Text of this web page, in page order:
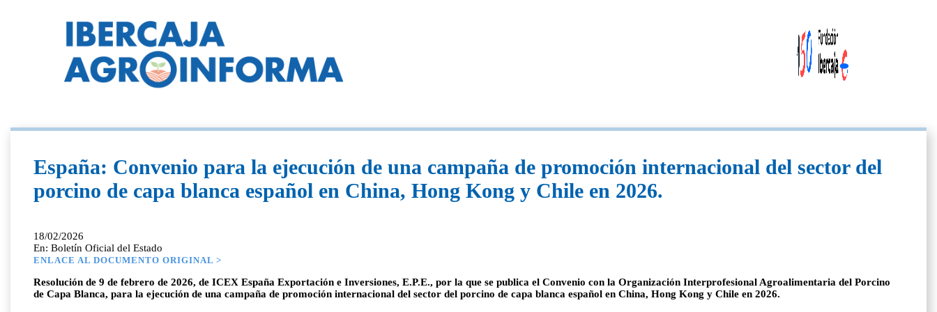
España: Convenio para la ejecución de una campaña de promoción internacional del sector del
porcino de capa blanca español en China, Hong Kong y Chile en 2026.
18/02/2026
En: Boletín Oficial del Estado
ENLACE AL DOCUMENTO ORIGINAL >
Resolución de 9 de febrero de 2026, de ICEX España Exportación e Inversiones, E.P.E., por la que se publica el Convenio con la Organización Interprofesional Agroalimentaria del Porcino
de Capa Blanca, para la ejecución de una campaña de promoción internacional del sector del porcino de capa blanca español en China, Hong Kong y Chile en 2026.